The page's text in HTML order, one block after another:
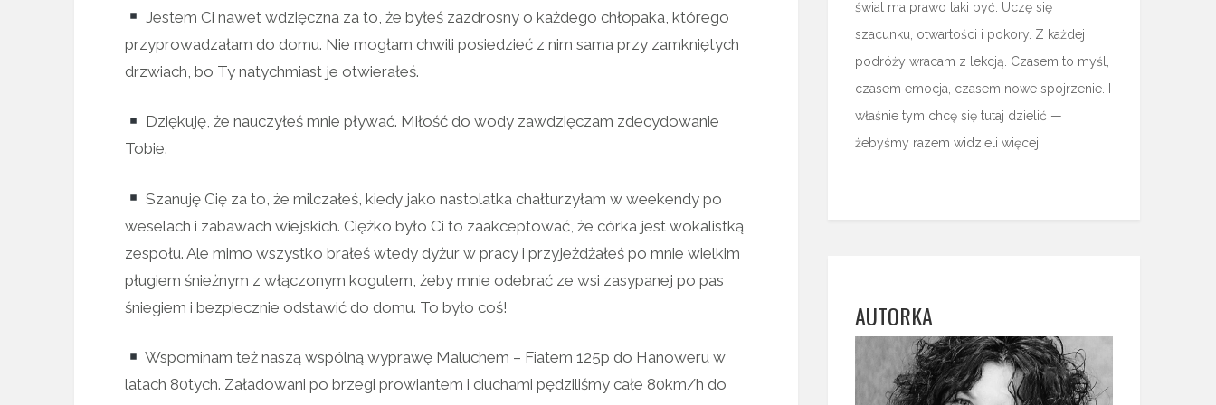
Jestem Ci nawet wdzięczna za to, że byłeś zazdrosny o każdego chłopaka, którego
przyprowadzałam do domu. Nie mogłam chwili posiedzieć z nim sama przy zamkniętych
drzwiach, bo Ty natychmiast je otwierałeś.
Dziękuję, że nauczyłeś mnie pływać. Miłość do wody zawdzięczam zdecydowanie
Tobie.
Szanuję Cię za to, że milczałeś, kiedy jako nastolatka chałturzyłam w weekendy po
weselach i zabawach wiejskich. Ciężko było Ci to zaakceptować, że córka jest wokalistką
zespołu. Ale mimo wszystko brałeś wtedy dyżur w pracy i przyjeżdżałeś po mnie wielkim
pługiem śnieżnym z włączonym kogutem, żeby mnie odebrać ze wsi zasypanej po pas
śniegiem i bezpiecznie odstawić do domu. To było coś!
Wspominam też naszą wspólną wyprawę Maluchem – Fiatem 125p do Hanoweru w
latach 80tych. Załadowani po brzegi prowiantem i ciuchami pędziliśmy całe 80km/h do
świat ma prawo taki być. Uczę się
szacunku, otwartości i pokory. Z każdej
podróży wracam z lekcją. Czasem to myśl,
czasem emocja, czasem nowe spojrzenie. I
właśnie tym chcę się tutaj dzielić —
żebyśmy razem widzieli więcej.
AUTORKA